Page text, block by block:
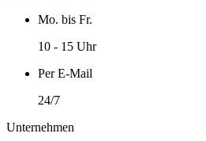
Mo. bis Fr.
10 - 15 Uhr
Per E-Mail
24/7
Unternehmen